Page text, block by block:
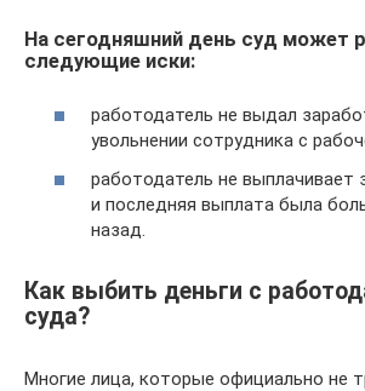
На сегодняшний день суд может
следующие иски:
работодатель не выдал
увольнении сотрудника с
работодатель не выплачивает
и последняя выплата была
назад.
Как выбить деньги с
суда?
Многие лица, которые официально не